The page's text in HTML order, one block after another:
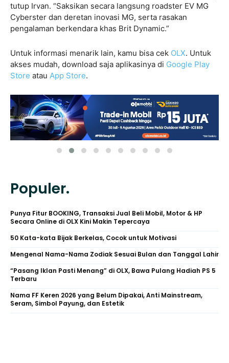
tutup Irvan. “Saksikan secara langsung roadster EV MG
Cyberster dan deretan inovasi MG, serta rasakan
pengalaman berkendara khas Brit Dynamic.”
Untuk informasi menarik lain, kamu bisa cek OLX. Untuk
akses mudah, download saja aplikasinya di Google Play
Store atau App Store.
Populer.
Punya Fitur BOOKING, Transaksi Jual Beli Mobil, Motor & HP
Secara Online di OLX Kini Makin Tepercaya
50 Kata-kata Bijak Berkelas, Cocok untuk Motivasi
Mengenal Nama-Nama Zodiak Sesuai Bulan dan Tanggal Lahir
“Pasang Iklan Pasti Menang” di OLX, Bawa Pulang Hadiah PS 5
Terbaru
Nama FF Keren 2026 yang Belum Dipakai, Anti Mainstream,
Seram, Simbol Payung, dan Estetik